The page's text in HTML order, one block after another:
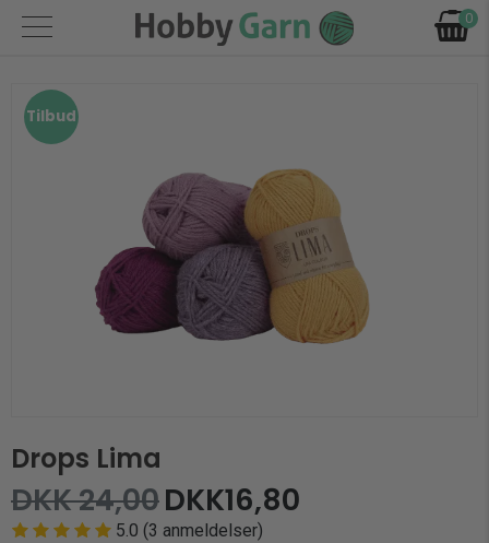
0
Tilbud
Drops Lima
DKK 24,00DKK16,80
5.0 (3 anmeldelser)